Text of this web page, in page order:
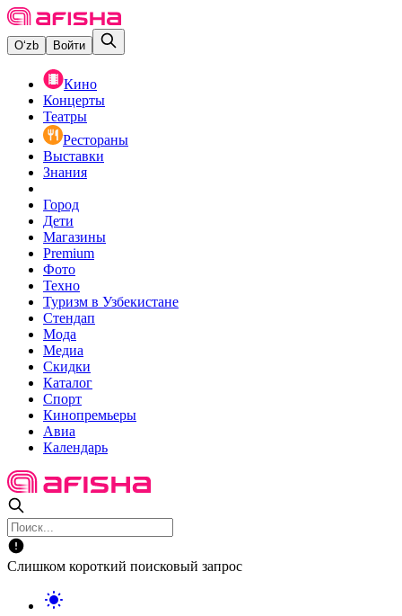
O‘zb Войти
Кино
Концерты
Театры
Рестораны
Выставки
Знания
Город
Дети
Магазины
Premium
Фото
Техно
Туризм в Узбекистане
Стендап
Мода
Медиа
Скидки
Каталог
Спорт
Кинопремьеры
Авиа
Календарь
Слишком короткий поисковый запрос